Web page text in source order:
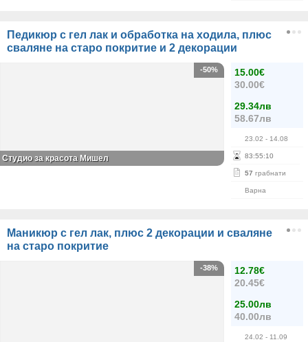
Педикюр с гел лак и обработка на ходила, плюс
сваляне на старо покритие и 2 декорации
15.00€
30.00€
29.34лв
58.67лв
23.02 - 14.08
83:55:10
57 грабнати
Варна
-50%
Студио за красота Мишел
Маникюр с гел лак, плюс 2 декорации и сваляне
на старо покритие
12.78€
20.45€
25.00лв
40.00лв
24.02 - 11.09
-38%